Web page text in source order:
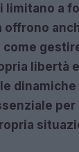
limitano a
offrono
libertà